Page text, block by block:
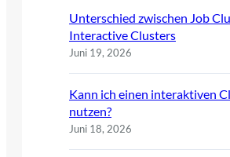
Unterschied zwischen Job
Interactive Clusters
Juni 19, 2026
Kann ich einen interaktiven
nutzen?
Juni 18, 2026